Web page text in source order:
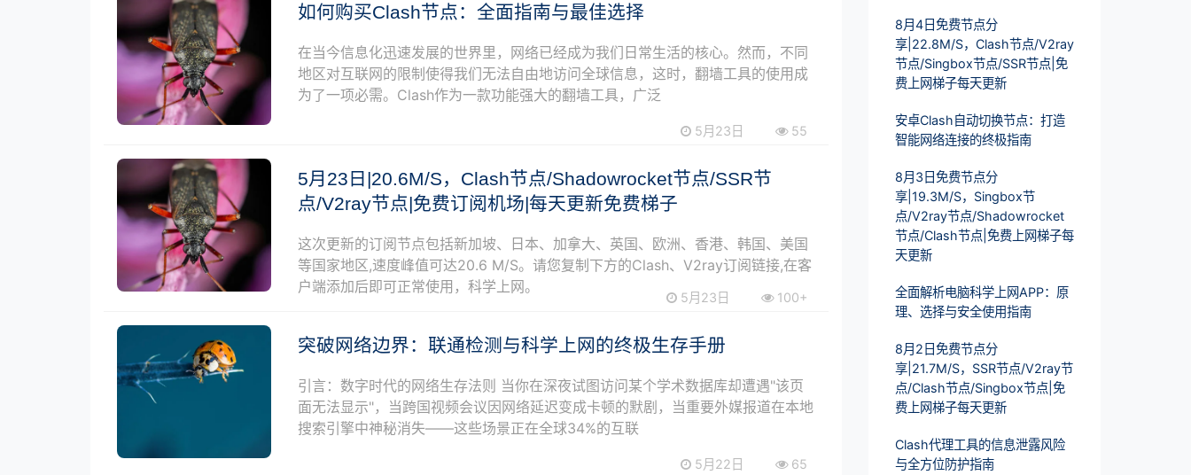
如何购买Clash节点：全面指南与最佳选择
在当今信息化迅速发展的世界里，网络已经成为我们日常生活的核心。然而，不同
地区对互联网的限制使得我们无法自由地访问全球信息，这时，翻墙工具的使用成
为了一项必需。Clash作为一款功能强大的翻墙工具，广泛
5月23日 55
5月23日|20.6M/S，Clash节点/Shadowrocket节点/SSR节
点/V2ray节点|免费订阅机场|每天更新免费梯子
这次更新的订阅节点包括新加坡、日本、加拿大、英国、欧洲、香港、韩国、美国
等国家地区,速度峰值可达20.6 M/S。请您复制下方的Clash、V2ray订阅链接,在客
户端添加后即可正常使用，科学上网。
5月23日 100+
突破网络边界：联通检测与科学上网的终极生存手册
引言：数字时代的网络生存法则 当你在深夜试图访问某个学术数据库却遭遇"该页
面无法显示"，当跨国视频会议因网络延迟变成卡顿的默剧，当重要外媒报道在本地
搜索引擎中神秘消失——这些场景正在全球34%的互联
5月22日 65
8月4日免费节点分
享|22.8M/S，Clash节点/V2ray
节点/Singbox节点/SSR节点|免
费上网梯子每天更新
安卓Clash自动切换节点：打造
智能网络连接的终极指南
8月3日免费节点分
享|19.3M/S，Singbox节
点/V2ray节点/Shadowrocket
节点/Clash节点|免费上网梯子每
天更新
全面解析电脑科学上网APP：原
理、选择与安全使用指南
8月2日免费节点分
享|21.7M/S，SSR节点/V2ray节
点/Clash节点/Singbox节点|免
费上网梯子每天更新
Clash代理工具的信息泄露风险
与全方位防护指南